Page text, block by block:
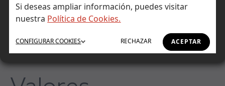
Si deseas ampliar información, puedes visitar
nuestra Política de Cookies.
ACEPTAR
RECHAZAR
CONFIGURARCOOKIES